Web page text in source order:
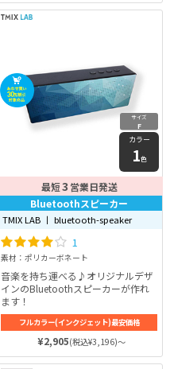
サイズ
F
カラー
1色
最短3 営業日発送
Bluetoothスピーカー
TMIX LAB 丨 bluetooth-speaker
1
素材：ポリカーボネート
音楽を持ち運べる♪オリジナルデザ
インのBluetoothスピーカーが作れ
ます！
フルカラー(インクジェット)最安価格
¥2,905(税込¥3,196)～